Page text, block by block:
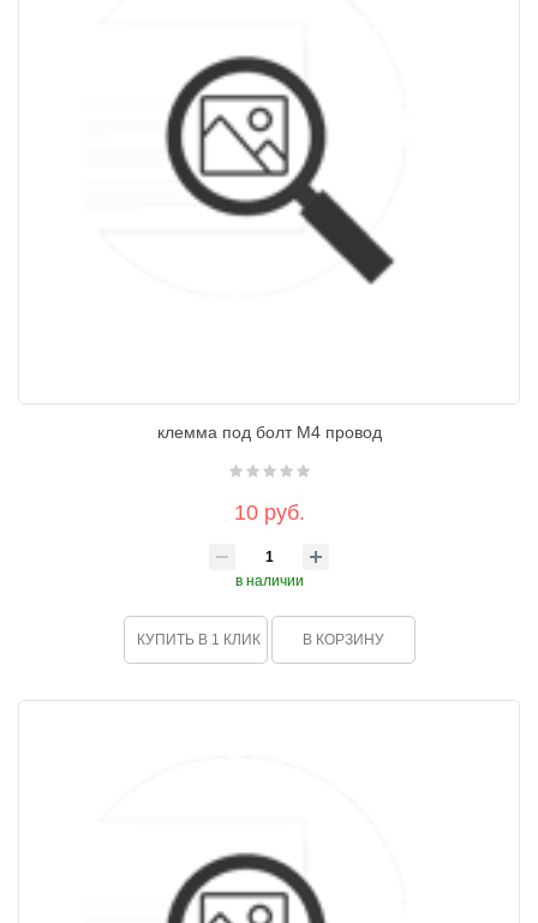
клемма под болт М4 провод
10 руб.
в наличии
КУПИТЬ В 1 КЛИК В КОРЗИНУ